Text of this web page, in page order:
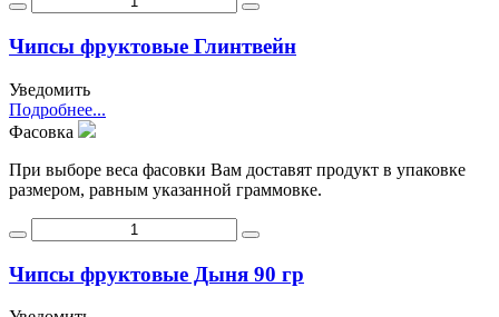
Чипсы фруктовые Глинтвейн
Уведомить
Подробнее...
Фасовка
При выборе веса фасовки Вам доставят продукт в упаковке
размером, равным указанной граммовке.
Чипсы фруктовые Дыня 90 гр